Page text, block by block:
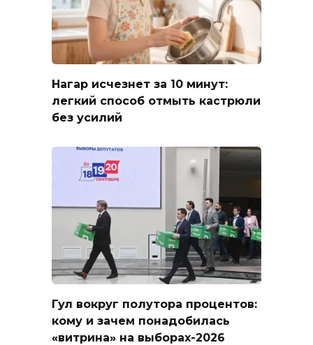
Нагар исчезнет за 10 минут:
легкий способ отмыть кастрюли
без усилий
Гул вокруг полутора процентов:
кому и зачем понадобилась
«витрина» на выборах-2026